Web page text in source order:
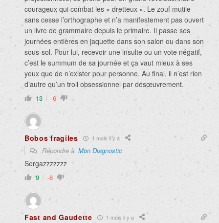
courageux qui combat les « dretteux ». Le zouf mutile
sans cesse l’orthographe et n’a manifestement pas ouvert
un livre de grammaire depuis le primaire. Il passe ses
journées entières en jaquette dans son salon ou dans son
sous-sol. Pour lui, recevoir une insulte ou un vote négatif,
c’est le summum de sa journée et ça vaut mieux à ses
yeux que de n’exister pour personne. Au final, il n’est rien
d’autre qu’un troll obsessionnel par désœuvrement.
13 -6
Bobos fragiles 1 mois il y a
Répondre à Mon Diagnostic
Sergazzzzzzz
9 -8
Fast and Gaudette 1 mois il y a